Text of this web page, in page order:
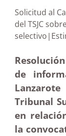
Solicitud al
del TSJC
de
Tribunal
en
la